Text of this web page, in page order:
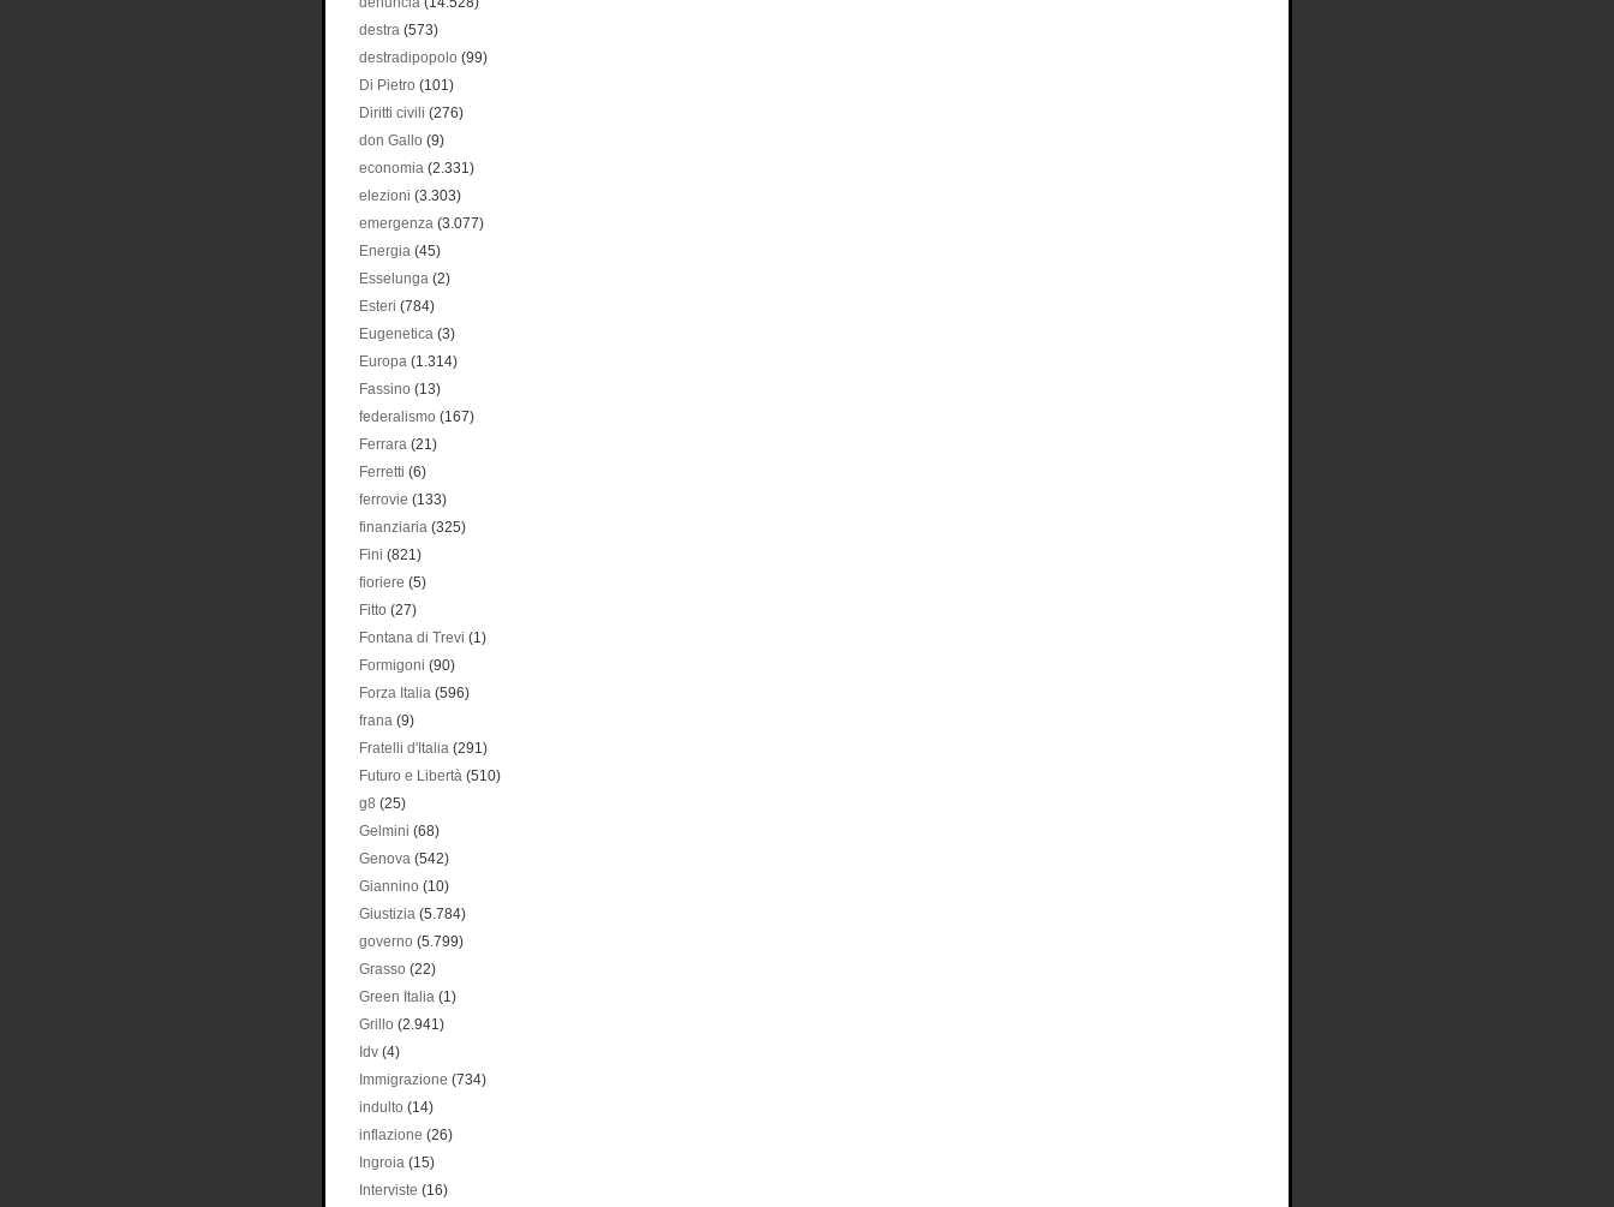
destra (573)
destradipopolo (99)
Di Pietro (101)
Diritti civili (276)
don Gallo (9)
economia (2.331)
elezioni (3.303)
emergenza (3.077)
Energia (45)
Esselunga (2)
Esteri (784)
Eugenetica (3)
Europa (1.314)
Fassino (13)
federalismo (167)
Ferrara (21)
Ferretti (6)
ferrovie (133)
finanziaria (325)
Fini (821)
fioriere (5)
Fitto (27)
Fontana di Trevi (1)
Formigoni (90)
Forza Italia (596)
frana (9)
Fratelli d'Italia (291)
Futuro e Libertà (510)
g8 (25)
Gelmini (68)
Genova (542)
Giannino (10)
Giustizia (5.784)
governo (5.799)
Grasso (22)
Green Italia (1)
Grillo (2.941)
Idv (4)
Immigrazione (734)
indulto (14)
inflazione (26)
Ingroia (15)
Interviste (16)